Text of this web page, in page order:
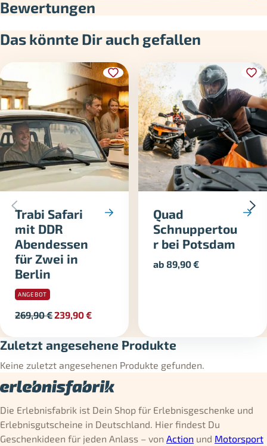
Bewertungen
Das könnte Dir auch gefallen
Trabi Safari
mit DDR
Abendessen
für Zwei in
Berlin
ANGEBOT
269,90€239,90€
Quad
Schnuppertou
r bei Potsdam
ab89,90€
Zuletzt angesehene Produkte
Keine zuletzt angesehenen Produkte gefunden.
Die Erlebnisfabrik ist Dein Shop für Erlebnisgeschenke und
Erlebnisgutscheine in Deutschland. Hier findest Du
Geschenkideen für jeden Anlass – von Action und Motorsport